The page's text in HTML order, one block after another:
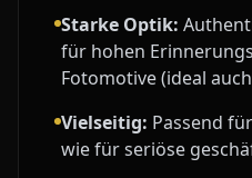
Starke Optik:
für hohen
Fotomotive (ideal
Vielseitig: Passend
wie für seriöse